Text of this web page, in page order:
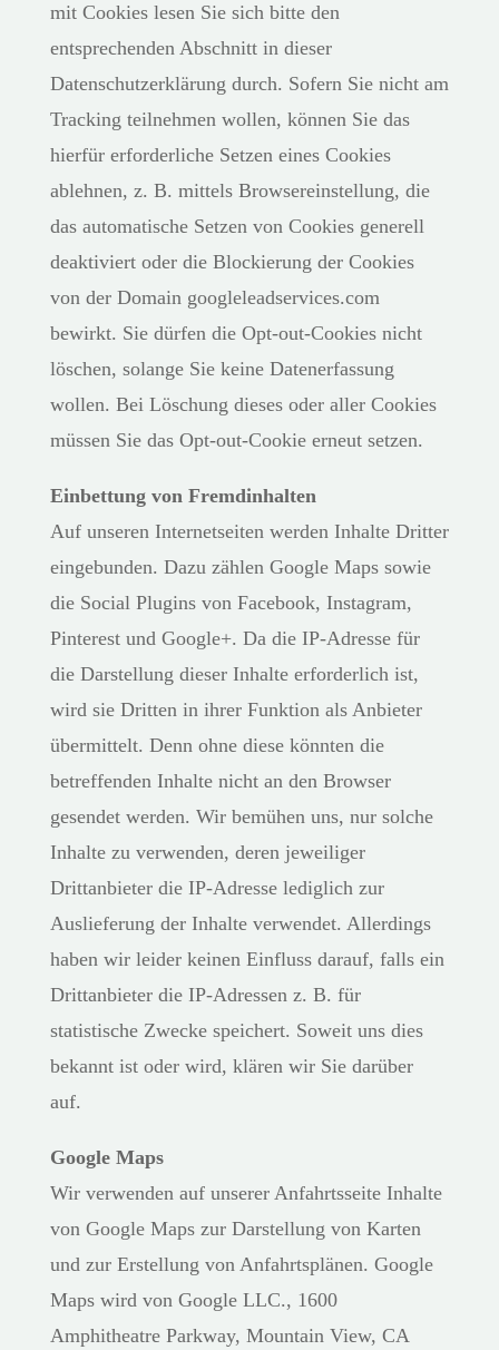
mit Cookies lesen Sie sich bitte den
entsprechenden Abschnitt in dieser
Datenschutzerklärung durch. Sofern Sie nicht am
Tracking teilnehmen wollen, können Sie das
hierfür erforderliche Setzen eines Cookies
ablehnen, z. B. mittels Browsereinstellung, die
das automatische Setzen von Cookies generell
deaktiviert oder die Blockierung der Cookies
von der Domain googleleadservices.com
bewirkt. Sie dürfen die Opt-out-Cookies nicht
löschen, solange Sie keine Datenerfassung
wollen. Bei Löschung dieses oder aller Cookies
müssen Sie das Opt-out-Cookie erneut setzen.
Einbettung von Fremdinhalten
Auf unseren Internetseiten werden Inhalte Dritter
eingebunden. Dazu zählen Google Maps sowie
die Social Plugins von Facebook, Instagram,
Pinterest und Google+. Da die IP-Adresse für
die Darstellung dieser Inhalte erforderlich ist,
wird sie Dritten in ihrer Funktion als Anbieter
übermittelt. Denn ohne diese könnten die
betreffenden Inhalte nicht an den Browser
gesendet werden. Wir bemühen uns, nur solche
Inhalte zu verwenden, deren jeweiliger
Drittanbieter die IP-Adresse lediglich zur
Auslieferung der Inhalte verwendet. Allerdings
haben wir leider keinen Einfluss darauf, falls ein
Drittanbieter die IP-Adressen z. B. für
statistische Zwecke speichert. Soweit uns dies
bekannt ist oder wird, klären wir Sie darüber
auf.
Google Maps
Wir verwenden auf unserer Anfahrtsseite Inhalte
von Google Maps zur Darstellung von Karten
und zur Erstellung von Anfahrtsplänen. Google
Maps wird von Google LLC., 1600
Amphitheatre Parkway, Mountain View, CA